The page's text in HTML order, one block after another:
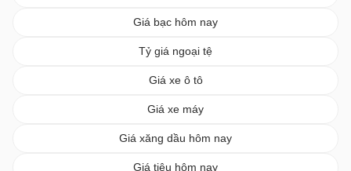
Giá bạc hôm nay
Tỷ giá ngoại tệ
Giá xe ô tô
Giá xe máy
Giá xăng dầu hôm nay
Giá tiêu hôm nay